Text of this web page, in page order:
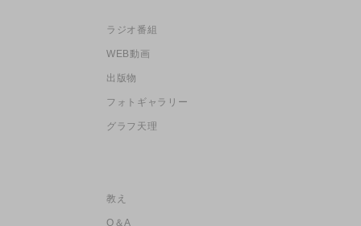
ラジオ番組
WEB動画
出版物
フォトギャラリー
グラフ天理
教え
Q＆A